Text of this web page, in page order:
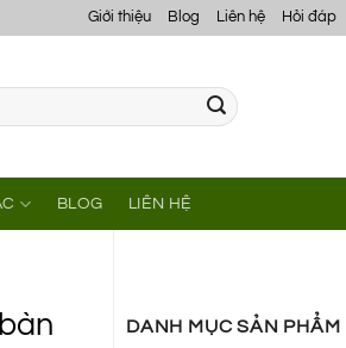
Giới thiệu Blog Liên hệ Hỏi đáp
BLOG LIÊN HỆ
DANH MỤC SẢN PHẨM